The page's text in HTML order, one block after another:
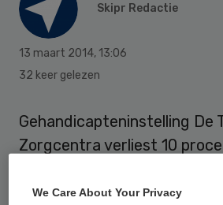
Skipr Redactie
13 maart 2014, 13:06
32 keer gelezen
Gehandicapteninstelling De
Zorgcentra verliest 10
miljoen euro bezuinigen. Dit
We Care About Your Privacy